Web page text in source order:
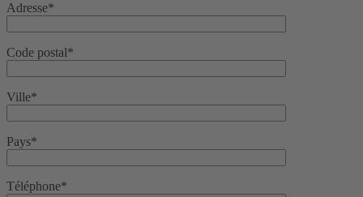
Adresse*
Code postal*
Ville*
Pays*
Téléphone*